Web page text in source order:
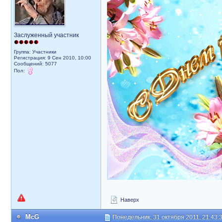
Заслуженный участник
Группа: Участники
Регистрация: 9 Сен 2010, 10:00
Сообщений: 5077
Пол:
Наверх
McG Понедельник, 31 октября 2011,